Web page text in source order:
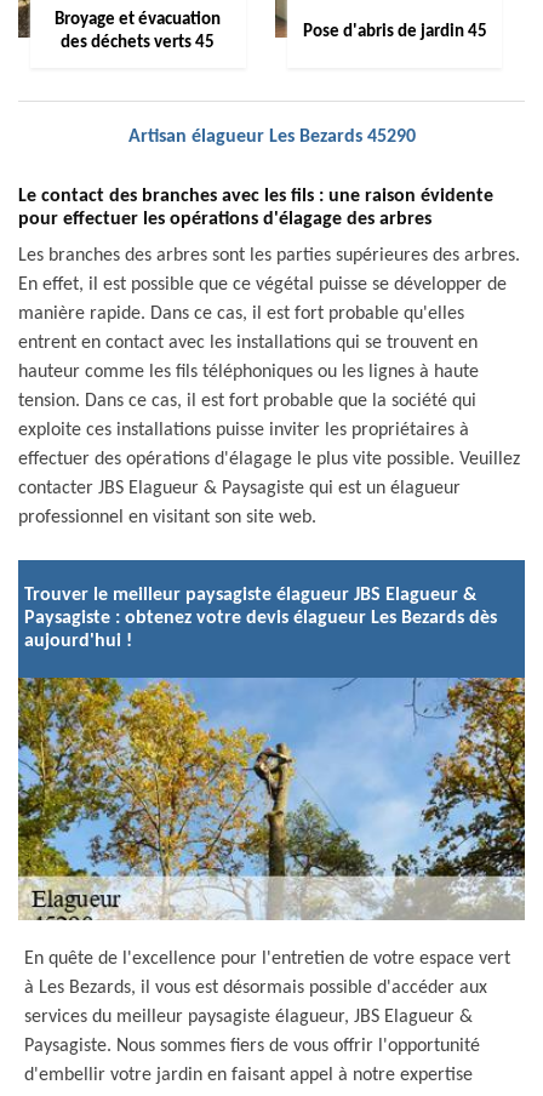
Broyage et évacuation
des déchets verts 45
Pose d'abris de jardin 45
Artisan élagueur Les Bezards 45290
Le contact des branches avec les fils : une raison évidente
pour effectuer les opérations d'élagage des arbres
Les branches des arbres sont les parties supérieures des arbres.
En effet, il est possible que ce végétal puisse se développer de
manière rapide. Dans ce cas, il est fort probable qu'elles
entrent en contact avec les installations qui se trouvent en
hauteur comme les fils téléphoniques ou les lignes à haute
tension. Dans ce cas, il est fort probable que la société qui
exploite ces installations puisse inviter les propriétaires à
effectuer des opérations d'élagage le plus vite possible. Veuillez
contacter JBS Elagueur & Paysagiste qui est un élagueur
professionnel en visitant son site web.
Trouver le meilleur paysagiste élagueur JBS Elagueur &
Paysagiste : obtenez votre devis élagueur Les Bezards dès
aujourd'hui !
En quête de l'excellence pour l'entretien de votre espace vert
à Les Bezards, il vous est désormais possible d'accéder aux
services du meilleur paysagiste élagueur, JBS Elagueur &
Paysagiste. Nous sommes fiers de vous offrir l'opportunité
d'embellir votre jardin en faisant appel à notre expertise